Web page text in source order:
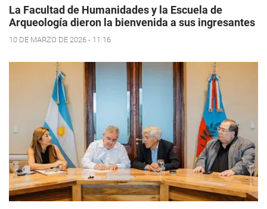
La Facultad de Humanidades y la Escuela de
Arqueología dieron la bienvenida a sus ingresantes
10 DE MARZO DE 2026 - 11:16